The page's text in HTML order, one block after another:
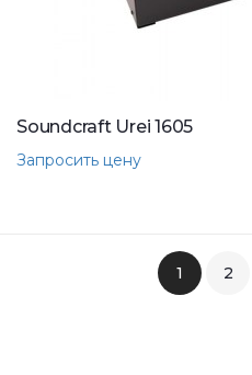
Soundcraft Urei 1605
Запросить цену
1 2